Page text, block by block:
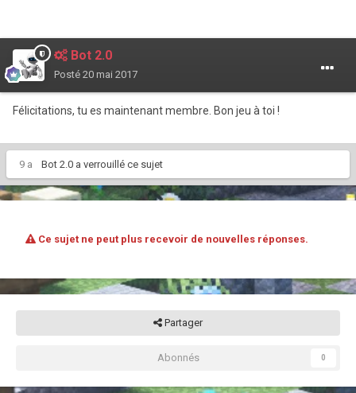
Bot 2.0
Posté 20 mai 2017
Félicitations, tu es maintenant membre. Bon jeu à toi !
9 a Bot 2.0 a verrouillé ce sujet
Ce sujet ne peut plus recevoir de nouvelles réponses.
Partager
Abonnés 0